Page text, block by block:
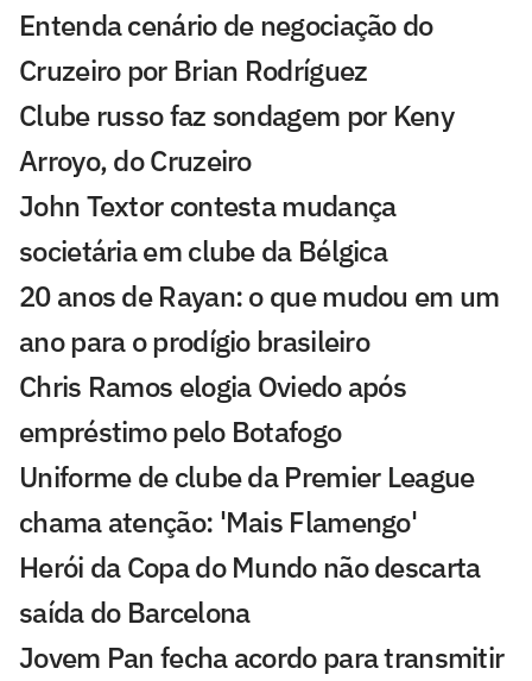
Entenda cenário de negociação do
Cruzeiro por Brian Rodríguez
Clube russo faz sondagem por Keny
Arroyo, do Cruzeiro
John Textor contesta mudança
societária em clube da Bélgica
20 anos de Rayan: o que mudou em um
ano para o prodígio brasileiro
Chris Ramos elogia Oviedo após
empréstimo pelo Botafogo
Uniforme de clube da Premier League
chama atenção: 'Mais Flamengo'
Herói da Copa do Mundo não descarta
saída do Barcelona
Jovem Pan fecha acordo para transmitir